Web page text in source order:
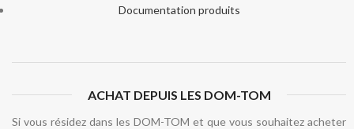
Documentation produits
ACHAT DEPUIS LES DOM-TOM
Si vous résidez dans les DOM-TOM et que vous souhaitez acheter